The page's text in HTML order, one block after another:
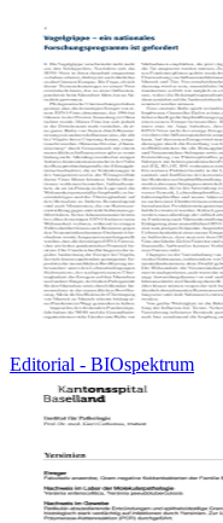
Editorial - BIOspektrum